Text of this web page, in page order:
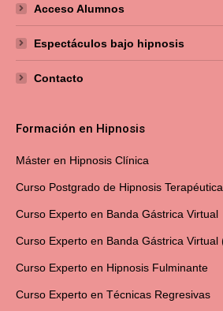
Acceso Alumnos
Espectáculos bajo hipnosis
Contacto
Formación en Hipnosis
Máster en Hipnosis Clínica
Curso Postgrado de Hipnosis Terapéutica
Curso Experto en Banda Gástrica Virtual
Curso Experto en Banda Gástrica Virtual
Curso Experto en Hipnosis Fulminante
Curso Experto en Técnicas Regresivas